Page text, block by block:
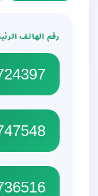
رقم الهاتف الرئيسي
24724397
24747548
24736516